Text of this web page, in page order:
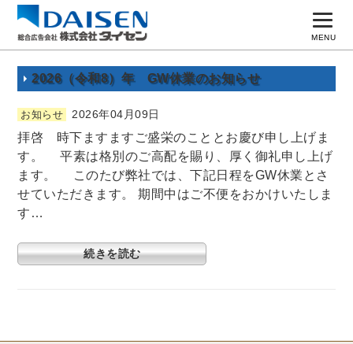
2026（令和8）年 GW休業のお知らせ
お知らせ 2026年04月09日
拝啓 時下ますますご盛栄のこととお慶び申し上げま
す。 平素は格別のご高配を賜り、厚く御礼申し上げ
ます。 このたび弊社では、下記日程をGW休業とさ
せていただきます。 期間中はご不便をおかけいたしま
す…
続きを読む
MENU
トップページ
実績一覧
広告主募集
会社案内